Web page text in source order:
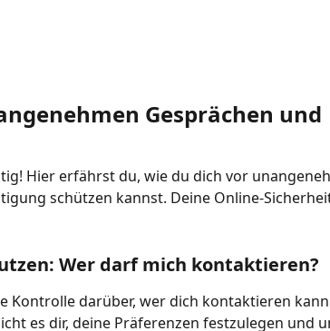
Gesprächen und
Hier erfährst du, wie du dich vor
schützen kannst. Deine Online-
Wer darf mich kontaktieren?
Kontrolle darüber, wer dich kontaktieren
es dir, deine Präferenzen festzulegen und